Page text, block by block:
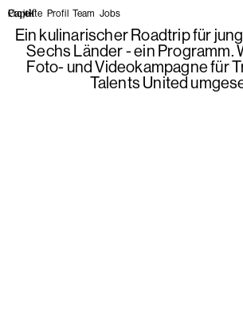
Projekte Profil Team Jobs
Ein kulinarischer Roadtrip für
Sechs Länder - ein Programm.
Foto- und Videokampagne für
Talents United